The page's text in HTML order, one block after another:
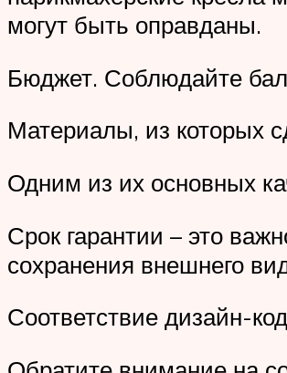
могут быть оправданы.
Бюджет. Соблюдайте
Материалы, из которых
Одним из их основных
Срок гарантии – это
сохранения внешнего
Соответствие дизайн-